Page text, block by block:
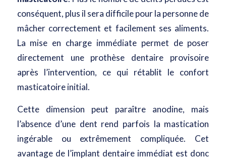
conséquent, plus il sera difficile pour la personne de
mâcher correctement et facilement ses aliments.
La mise en charge immédiate permet de poser
directement une prothèse dentaire provisoire
après l’intervention, ce qui rétablit le confort
masticatoire initial.
Cette dimension peut paraître anodine, mais
l’absence d’une dent rend parfois la mastication
ingérable ou extrêmement compliquée. Cet
avantage de l’implant dentaire immédiat est donc